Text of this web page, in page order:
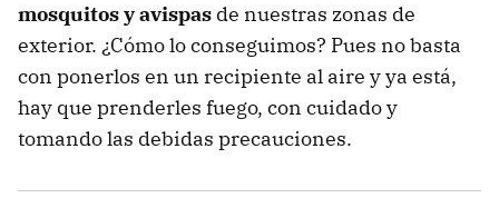
mosquitos y avispas de nuestras zonas de
exterior. ¿Cómo lo conseguimos? Pues no basta
con ponerlos en un recipiente al aire y ya está,
hay que prenderles fuego, con cuidado y
tomando las debidas precauciones.